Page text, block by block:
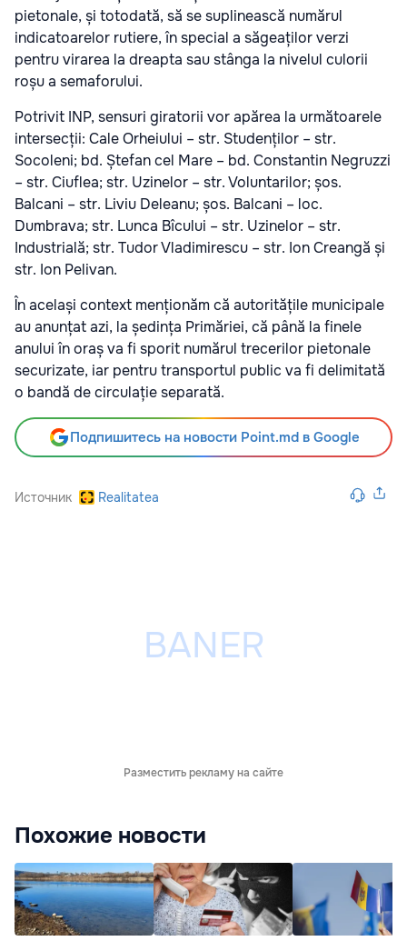
pietonale, și totodată, să se suplinească numărul
indicatoarelor rutiere, în special a săgeaților verzi
pentru virarea la dreapta sau stânga la nivelul culorii
roșu a semaforului.
Potrivit INP, sensuri giratorii vor apărea la următoarele
intersecții: Cale Orheiului – str. Studenților – str.
Socoleni; bd. Ștefan cel Mare – bd. Constantin Negruzzi
– str. Ciuflea; str. Uzinelor – str. Voluntarilor; șos.
Balcani – str. Liviu Deleanu; șos. Balcani – loc.
Dumbrava; str. Lunca Bîcului – str. Uzinelor – str.
Industrială; str. Tudor Vladimirescu – str. Ion Creangă și
str. Ion Pelivan.
În același context menționăm că autoritățile municipale
au anunțat azi, la ședința Primăriei, că până la finele
anului în oraș va fi sporit numărul trecerilor pietonale
securizate, iar pentru transportul public va fi delimitată
o bandă de circulație separată.
Подпишитесь на новости Point.md в Google
Источник Realitatea
Разместить рекламу на сайте
Похожие новости